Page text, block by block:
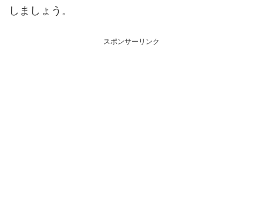
しましょう。
スポンサーリンク